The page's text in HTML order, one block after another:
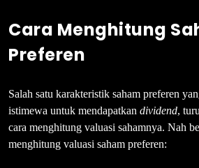
Cara Menghitung
Preferen
Salah satu karakteristik saham preferen
istimewa untuk mendapatkan dividend,
cara menghitung valuasi sahamnya. Nah
menghitung valuasi saham preferen: